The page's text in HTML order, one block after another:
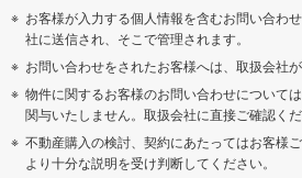
お客様が入力する個人情報を含むお問い合わ
社に送信され、そこで管理されます。
お問い合わせをされたお客様へは、取扱会社が
物件に関するお客様のお問い合わせについて
関与いたしません。取扱会社に直接ご確認くだ
不動産購入の検討、契約にあたってはお客様
より十分な説明を受け判断してください。